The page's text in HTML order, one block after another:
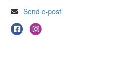
Send e-post